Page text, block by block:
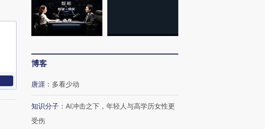
博客
唐涯 ： 多看少动
知识分子 ： AI冲击之下，年轻人与高学历女性更
受伤